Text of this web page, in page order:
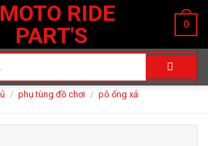
0
/ phụ tùng đồ chơi / pô ống xả